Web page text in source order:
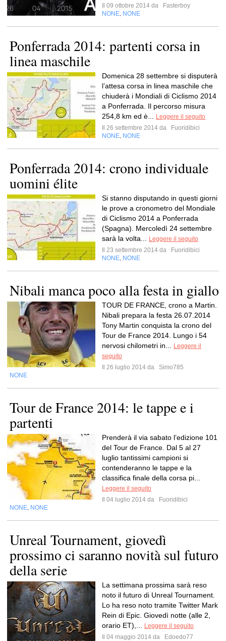
Il 09 ottobre 2014 da
Fasterboy
NONE NONE
Ponferrada 2014: partenti corsa in
linea maschile
Domenica 28 settembre si disputerà
l’attesa corsa in linea maschile che
chiuderà i Mondiali di Ciclismo 2014
a Ponferrada. Il percorso misura
254,8 km ed è...
Leggere il seguito
Il 26 settembre 2014 da
Fuoridibici
NONE NONE
Ponferrada 2014: crono individuale
uomini élite
Si stanno disputando in questi giorni
le prove a cronometro del Mondiale
di Ciclismo 2014 a Ponferrada
(Spagna). Mercoledì 24 settembre
sarà la volta...
Leggere il seguito
Il 23 settembre 2014 da
Fuoridibici
NONE NONE
Nibali manca poco alla festa in giallo
TOUR DE FRANCE, crono a Martin.
Nibali prepara la festa 26.07.2014
Tony Martin conquista la crono del
Tour de France 2014. Lungo i 54
nervosi chilometri in...
Leggere il
seguito
Il 26 luglio 2014 da
Simo785
NONE
Tour de France 2014: le tappe e i
partenti
Prenderà il via sabato l’edizione 101
del Tour de France. Dal 5 al 27
luglio tantissimi campioni si
contenderanno le tappe e la
classifica finale della corsa pi...
Leggere il seguito
Il 04 luglio 2014 da
Fuoridibici
NONE NONE
Unreal Tournament, giovedì
prossimo ci saranno novità sul futuro
della serie
La settimana prossima sarà reso
noto il futuro di Unreal Tournament.
Lo ha reso noto tramite Twitter Mark
Rein di Epic. Giovedì notte (alle 2,
orario ET),...
Leggere il seguito
Il 04 maggio 2014 da
Edoedo77